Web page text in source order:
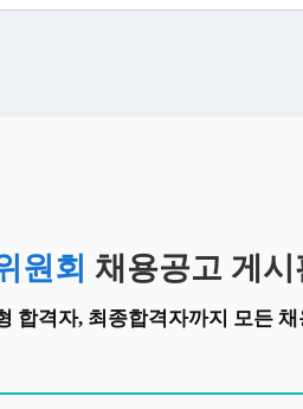
원회 채용공고 게
합격자, 최종합격자까지 모든